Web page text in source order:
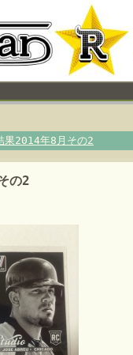
果2014年8月その2
の2